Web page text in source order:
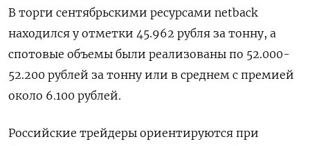
В торги сентябрьскими ресурсами netback
находился у отметки 45.962 рубля за тонну, а
спотовые объемы были реализованы по 52.000-
52.200 рублей за тонну или в среднем с премией
около 6.100 рублей.
Российские трейдеры ориентируются при